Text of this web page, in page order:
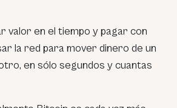
valor en el tiempo y pagar con
la red para mover dinero de un
en sólo segundos y cuantas